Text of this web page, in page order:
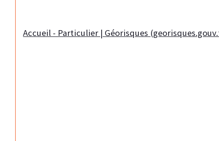
Accueil - Particulier | Géorisques